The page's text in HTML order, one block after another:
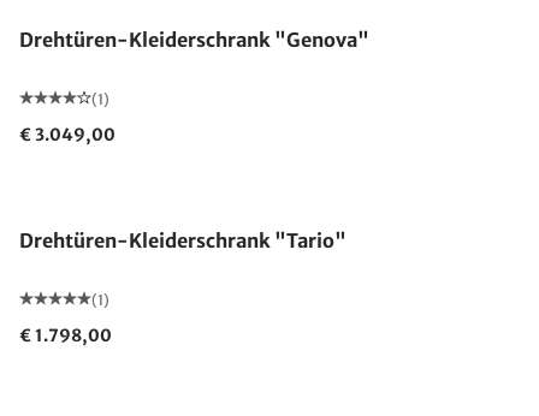
Drehtüren-Kleiderschrank "Genova"
(1)
€ 3.049,00
Drehtüren-Kleiderschrank "Tario"
(1)
€ 1.798,00